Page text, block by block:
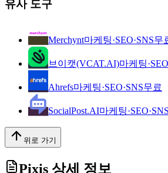
유사 도구
Merchynt마케팅·SEO·SNS무
브이캣(VCAT.AI)마케팅
Ahrefs마케팅·SEO·SNS무료
SocialPost.AI마케팅·SEO·SNS
위로 가기
Pixis 상세 정보